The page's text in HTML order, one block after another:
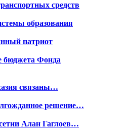
средств
образования
патриот
бюджета Фонда
связаны…
решение…
Алан Гаглоев…